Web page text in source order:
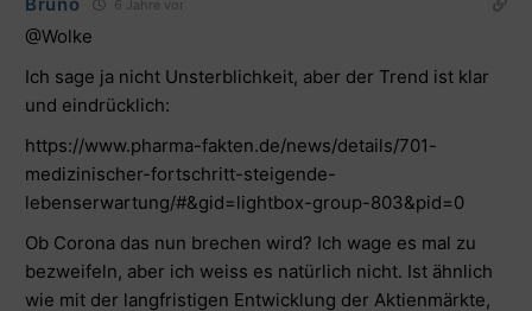
6 Jahre vor
@Wolke
Ich sage ja nicht Unsterblichkeit, aber der Trend ist klar
und eindrücklich:
https://www.pharma-fakten.de/news/details/701-
medizinischer-fortschritt-steigende-
lebenserwartung/#&gid=lightbox-group-803&pid=0
Ob Corona das nun brechen wird? Ich wage es mal zu
bezweifeln, aber ich weiss es natürlich nicht. Ist ähnlich
wie mit der langfristigen Entwicklung der Aktienmärkte,